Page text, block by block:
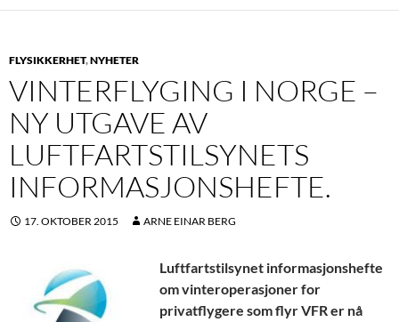
FLYSIKKERHET,NYHETER
VINTERFLYGING I NORGE –
NY UTGAVE AV
LUFTFARTSTILSYNETS
INFORMASJONSHEFTE.
17. OKTOBER 2015 ARNE EINAR BERG
Luftfartstilsynet informasjonshefte
om vinteroperasjoner for
privatflygere som flyr VFR er nå